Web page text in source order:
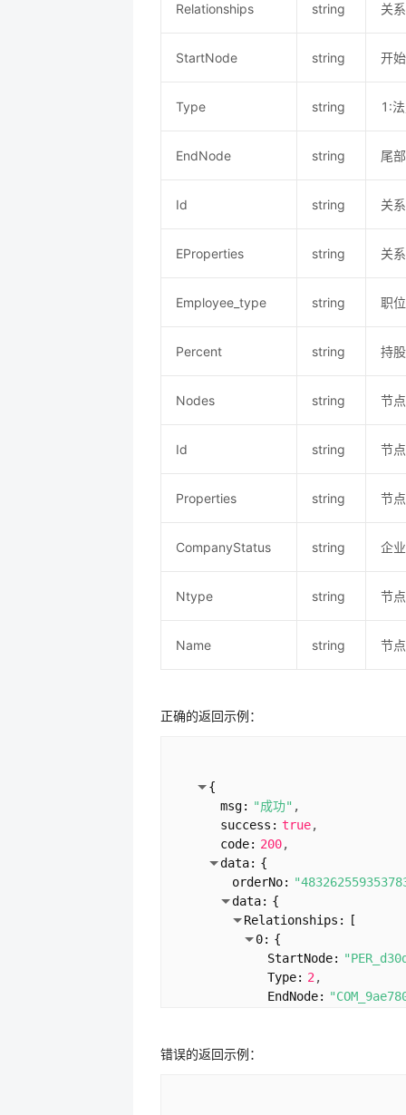
Relationships string 关系
StartNode string 开
Type string 1:
EndNode string 尾
Id string 关
EProperties string 关
Employee_type string 职
Percent string 持
Nodes string 节点
Id string 节
Properties string 节
CompanyStatus string 企
Ntype string 节
Name string 节
正确的返回示例：
{
msg: "成功"
success: true
code: 200
data: {
orderNo:
data: {
Relationships:
[
0: {
StartNode:
Type: 2
EndNode:
}
错误的返回示例：